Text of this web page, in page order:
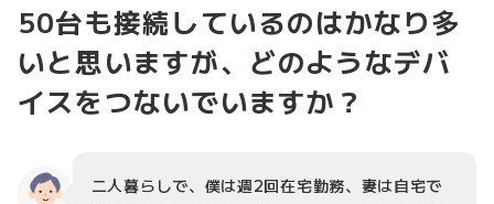
50台も接続しているのはかなり多
いと思いますが、どのようなデバ
イスをつないでいますか？
二人暮らしで、僕は週2回在宅勤務、妻は自宅で